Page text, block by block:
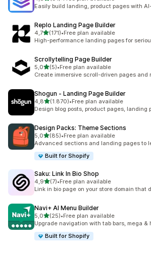
toplam 91 değerlendirme
Easily build landing, product pages with
Replo Landing Page Builder
4,75 yıldız üzerinden
(171)
toplam 171 değerlendirme
•Free plan available
High-performance landing pages for
Scrollytelling Page Builder
5,05 yıldız üzerinden
(5)
toplam 5 değerlendirme
•Free plan available
Create immersive scroll-driven pages and
Shogun ‑ Landing Page Builder
4,85 yıldız üzerinden
(1.870)
toplam 1870 değerlendirme
•Free plan available
Design blog posts, product pages, landing
Design Packs: Theme Sections
5,05 yıldız üzerinden
(85)
toplam 85 değerlendirme
•Free plan available
Advanced sections and landing pages to
Built for Shopify
Saku: Link In Bio Shop
4,95 yıldız üzerinden
(7)
toplam 7 değerlendirme
•Free plan available
Link in bio page on your store domain that
Navi+ AI Menu Builder
5,05 yıldız üzerinden
(25)
toplam 25 değerlendirme
•Free plan available
Upgrade navigation with tab bars, mega &
Built for Shopify